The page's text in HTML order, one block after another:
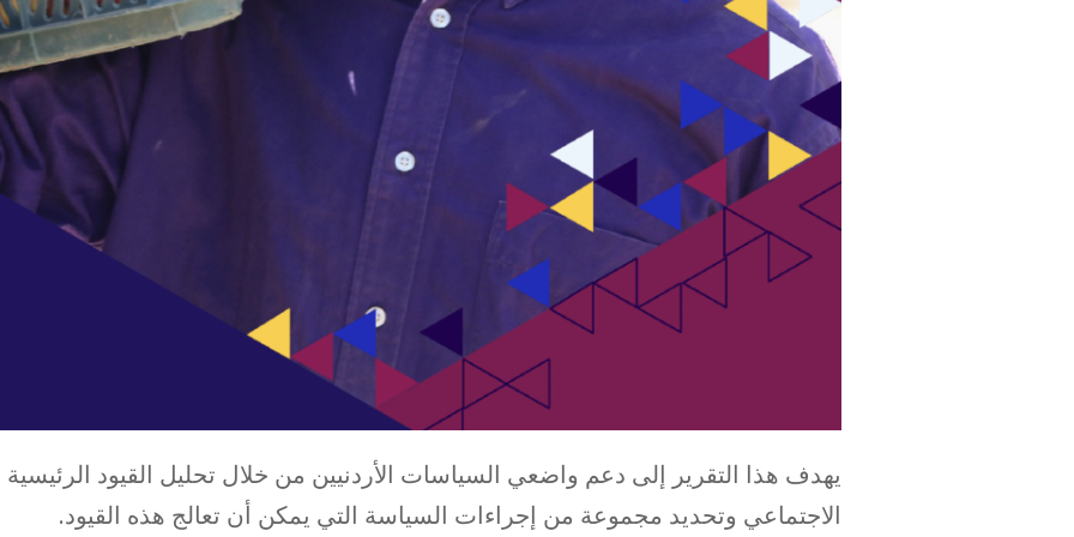
يهدف هذا التقرير إلى دعم واضعي السياسات الأردنيين من خلال تحليل القيود
الاجتماعي وتحديد مجموعة من إجراءات السياسة التي يمكن أن تعالج هذه القيود.